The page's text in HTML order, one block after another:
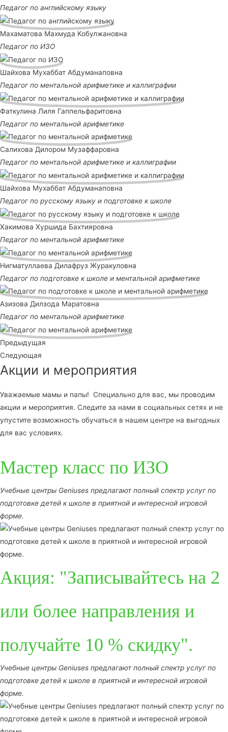
Педагог по английскому языку
Махаматова Махмуда Кобулжановна
Педагог по ИЗО
Шайхова Мухаббат Абдуманаповна
Педагог по ментальной арифметике и каллиграфии
Фаткулина Лиля Гаппельфаритовна
Педагог по ментальной арифметике
Салихова Дилором Музаффаровна
Педагог по ментальной арифметике и каллиграфии
Шайхова Мухаббат Абдуманаповна
Педагог по русскому языку и подготовке к школе
Хакимова Хуршида Бахтияровна
Педагог по ментальной арифметике
Нигматуллаева Дилафруз Журакуловна
Педагог по подготовке к школе и ментальной арифметике
Азизова Дилзода Маратовна
Педагог по ментальной арифметике
Предыдущая
Следующая
Акции и мероприятия
Уважаемые мамы и папы! Специально для вас, мы проводим
акции и мероприятия. Следите за нами в социальных сетях и не
упустите возможность обучаться в нашем центре на выгодных
для вас условиях.
Мастер класс по ИЗО
Учебные центры Geniuses предлагают полный спектр услуг по
подготовке детей к школе в приятной и интересной игровой
форме.
Акция: "Записывайтесь на 2
или более направления и
получайте 10 % скидку".
Учебные центры Geniuses предлагают полный спектр услуг по
подготовке детей к школе в приятной и интересной игровой
форме.